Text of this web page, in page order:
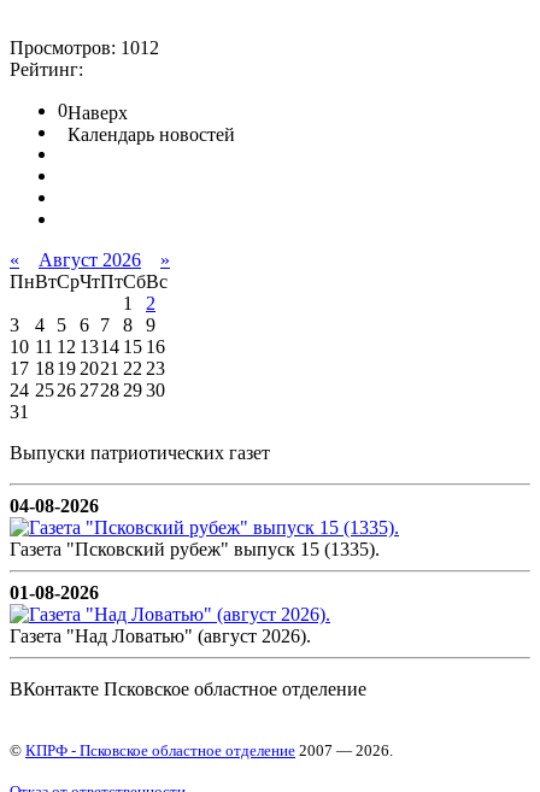
Просмотров: 1012
Рейтинг:
0Наверх
Календарь новостей
« Август 2026
»
ПнВтСрЧтПтСбВс
1
2
3
4 5 6 7 8
9
10 11 12 1314 15 16
17 18192021 2223
24 252627282930
31
Выпуски патриотических газет
04-08-2026
Газета "Псковский рубеж" выпуск 15 (1335).
01-08-2026
Газета "Над Ловатью" (август 2026).
ВКонтакте Псковское областное отделение
© КПРФ - Псковское областное отделение 2007 — 2026.